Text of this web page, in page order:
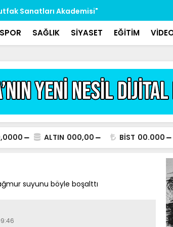
Sanatları Akademisi"
Göçükte
verildi
SPOR SAĞLIK SİYASET EĞİTİM
ALTIN 000,00 BİST 00.000
suyunu böyle boşalttı